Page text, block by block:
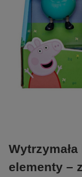
elementy –